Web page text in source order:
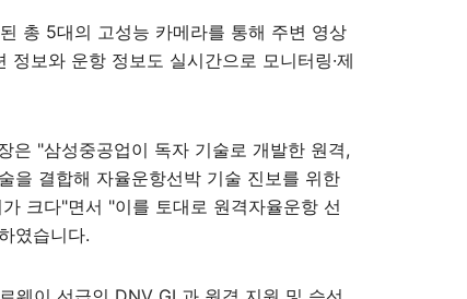
총 5대의 고성능 카메라를 통해 주변 영상
보와 운항 정보도 실시간으로 모니터링·제
은 "삼성중공업이 독자 기술로 개발한 원격,
을 결합해 자율운항선박 기술 진보를 위한
크다"면서 "이를 토대로 원격자율운항 선
였습니다.